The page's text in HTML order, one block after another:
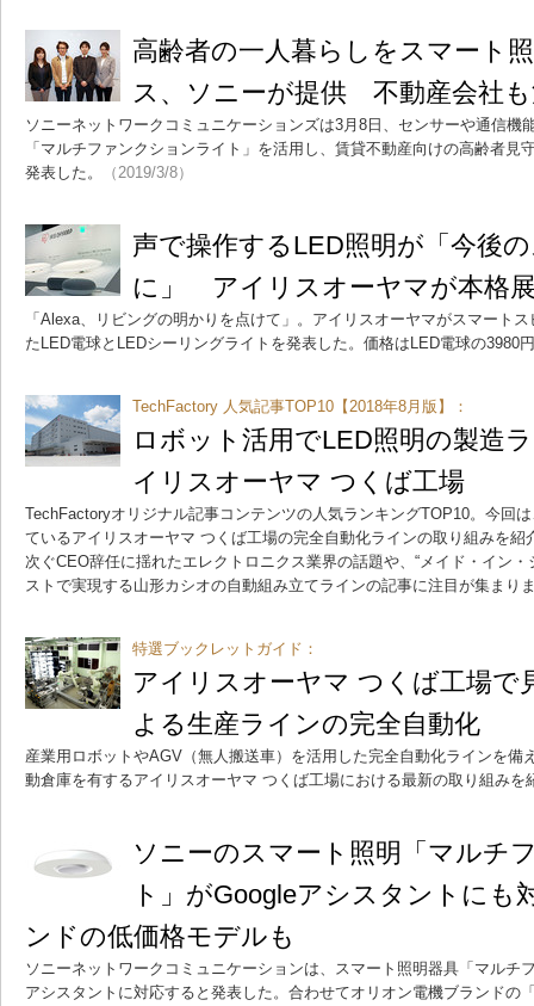
高齢者の一人暮らしをスマート
ス、ソニーが提供 不動産会社
ソニーネットワークコミュニケーションズは3月8日、センサーや通信機
「マルチファンクションライト」を活用し、賃貸不動産向けの高齢者見
発表した。
（2019/3/8）
声で操作するLED照明が「今後
に」 アイリスオーヤマが本格
「Alexa、リビングの明かりを点けて」。アイリスオーヤマがスマート
たLED電球とLEDシーリングライトを発表した。価格はLED電球の3980
TechFactory 人気記事TOP10【2018年8月版】：
ロボット活用でLED照明の製造
イリスオーヤマ つくば工場
TechFactoryオリジナル記事コンテンツの人気ランキングTOP10。今回
ているアイリスオーヤマ つくば工場の完全自動化ラインの取り組みを紹
次ぐCEO辞任に揺れたエレクトロニクス業界の話題や、“メイド・イン
ストで実現する山形カシオの自動組み立てラインの記事に注目が集まり
特選ブックレットガイド：
アイリスオーヤマ つくば工場で
よる生産ラインの完全自動化
産業用ロボットやAGV（無人搬送車）を活用した完全自動化ラインを備
動倉庫を有するアイリスオーヤマ つくば工場における最新の取り組みを
ソニーのスマート照明「マルチ
ト」がGoogleアシスタントに
ンドの低価格モデルも
ソニーネットワークコミュニケーションは、スマート照明器具「マルチ
アシスタントに対応すると発表した。合わせてオリオン電機ブランドの